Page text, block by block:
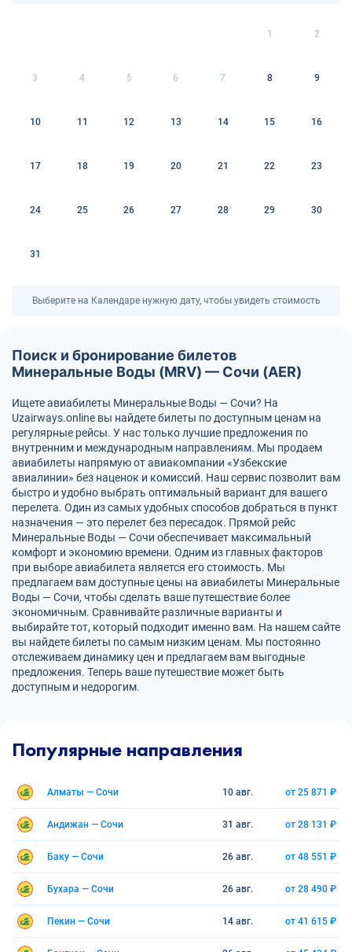
1 2
3 4 5 6 7 8 9
10 11 12 13 14 15 16
17 18 19 20 21 22 23
24 25 26 27 28 29 30
31
Выберите на Календаре нужную дату, чтобы увидеть стоимость
Поиск и бронирование билетов
Минеральные Воды (MRV) — Сочи (AER)
Ищете авиабилеты Минеральные Воды — Сочи? На
Uzairways.online вы найдете билеты по доступным ценам на
регулярные рейсы. У нас только лучшие предложения по
внутренним и международным направлениям. Мы продаем
авиабилеты напрямую от авиакомпании «Узбекские
авиалинии» без наценок и комиссий. Наш сервис позволит вам
быстро и удобно выбрать оптимальный вариант для вашего
перелета. Один из самых удобных способов добраться в пункт
назначения — это перелет без пересадок. Прямой рейс
Минеральные Воды — Сочи обеспечивает максимальный
комфорт и экономию времени. Одним из главных факторов
при выборе авиабилета является его стоимость. Мы
предлагаем вам доступные цены на авиабилеты Минеральные
Воды — Сочи, чтобы сделать ваше путешествие более
экономичным. Сравнивайте различные варианты и
выбирайте тот, который подходит именно вам. На нашем сайте
вы найдете билеты по самым низким ценам. Мы постоянно
отслеживаем динамику цен и предлагаем вам выгодные
предложения. Теперь ваше путешествие может быть
доступным и недорогим.
Популярные направления
Алматы — Сочи 10 авг. от 25 871 ₽
Андижан — Сочи 31 авг. от 28 131 ₽
Баку — Сочи 26 авг. от 48 551 ₽
Бухара — Сочи 26 авг. от 28 490 ₽
Пекин — Сочи 14 авг. от 41 615 ₽